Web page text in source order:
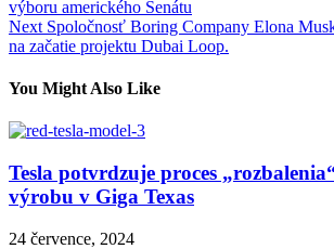
pro
příspěvek
výboru amerického Senátu
Next Spoločnosť Boring Company Elona
na začatie projektu Dubai Loop.
You Might Also Like
Tesla potvrdzuje proces
výrobu v Giga Texas
24 července, 2024